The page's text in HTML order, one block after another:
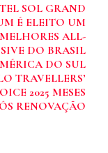
SOL GRAND
É ELEITO UM
ALL-
DO BRASIL
DO SUL
TRAVELLERS’
2025 MESES
RENOVAÇÃO